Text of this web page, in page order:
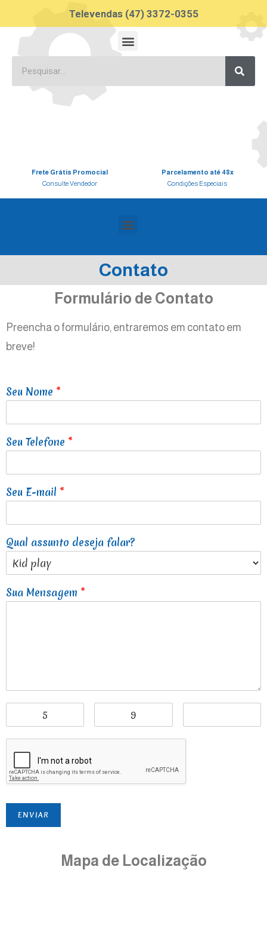
Televendas (47) 3372-0355
Frete Grátis Promocial
Consulte Vendedor
Parcelamento até 48x
Condições Especiais
Contato
Formulário de Contato
Preencha o formulário, entraremos em contato em
breve!
Seu Nome *
Seu Telefone *
Seu E-mail *
Qual assunto deseja falar?
Sua Mensagem *
ENVIAR
Mapa de Localização